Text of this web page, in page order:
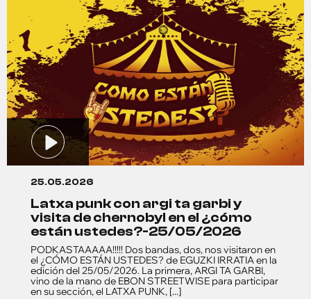
25.05.2026
latxa punk con argi ta garbi y
visita de chernobyl en el ¿cómo
están ustedes?-25/05/2026
PODKASTAAAAA!!!!! Dos bandas, dos, nos visitaron en
el ¿CÓMO ESTÁN USTEDES? de EGUZKI IRRATIA en la
edición del 25/05/2026. La primera, ARGI TA GARBI,
vino de la mano de EBON STREETWISE para participar
en su sección, el LATXA PUNK, [...]